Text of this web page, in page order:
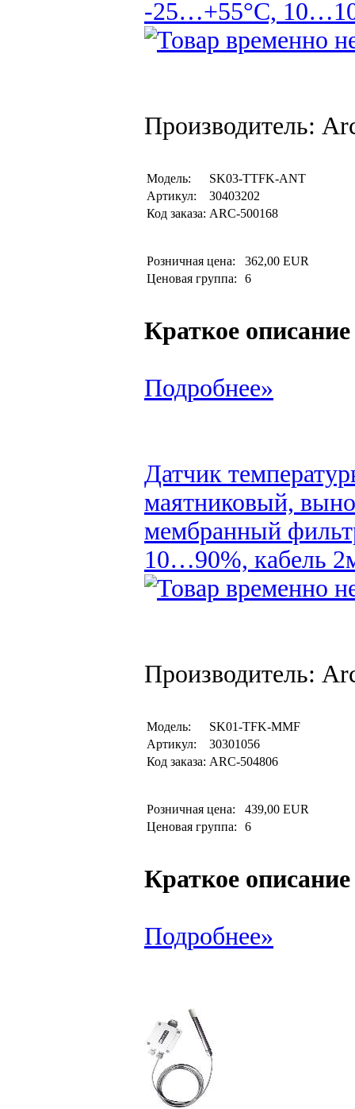
-25…+55°C,
Производитель:
Модель:
SK03-TTFK-ANT
Артикул:
30403202
Код заказа: ARC-500168
Розничная цена:
362,00 EUR
Ценовая группа:
6
Краткое описание
Подробнее»
Датчик
маятниковый,
мембранный
10…90%, кабель
Производитель:
Модель:
SK01-TFK-MMF
Артикул:
30301056
Код заказа: ARC-504806
Розничная цена:
439,00 EUR
Ценовая группа:
6
Краткое описание
Подробнее»